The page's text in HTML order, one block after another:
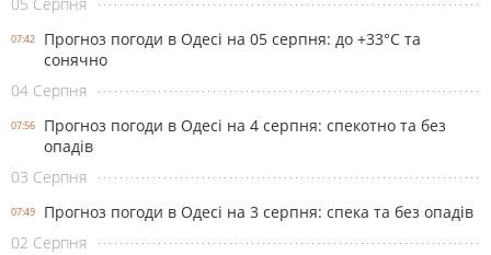
05 Серпня
07:42
Прогноз погоди в Одесі на 05 серпня: до +33°С та
сонячно
04 Серпня
07:56
Прогноз погоди в Одесі на 4 серпня: спекотно та без
опадів
03 Серпня
07:49
Прогноз погоди в Одесі на 3 серпня: спека та без опадів
02 Серпня